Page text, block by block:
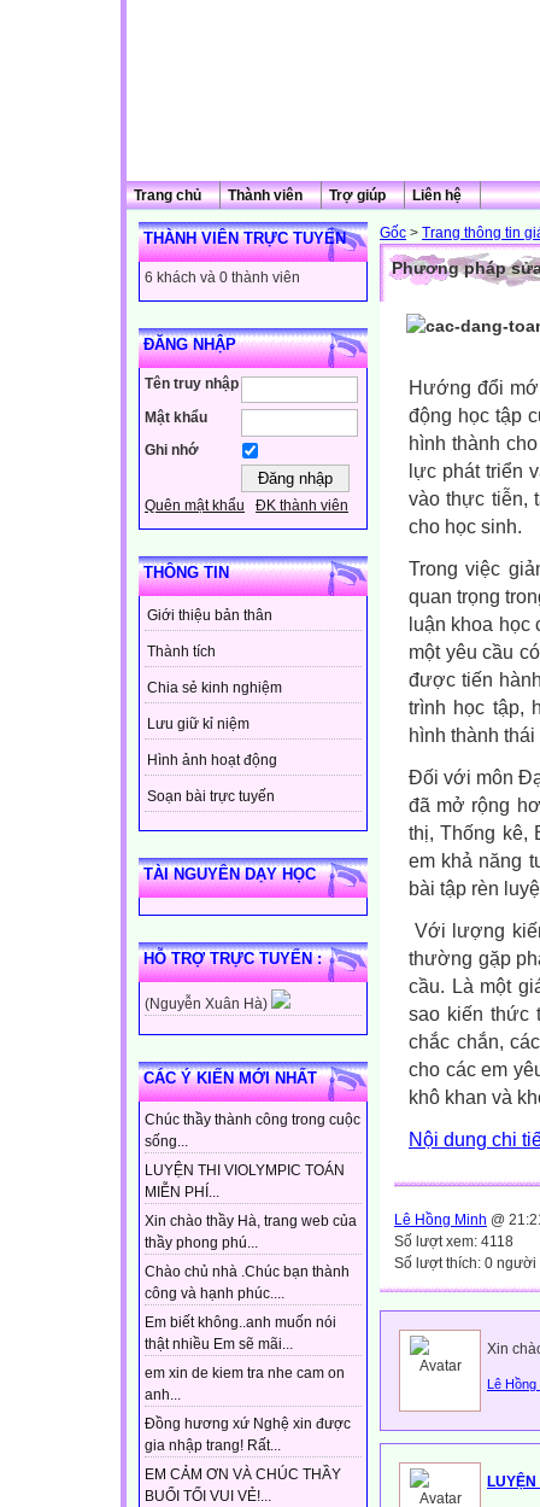
Trang chủ Thành viên Trợ giúp Liên hệ
THÀNH VIÊN TRỰC TUYẾN
6 khách và 0 thành viên
ĐĂNG NHẬP
Tên truy nhập
Mật khẩu
Ghi nhớ
Quên mật khẩu ĐK thành viên
THÔNG TIN
Giới thiệu bản thân
Thành tích
Chia sẻ kinh nghiệm
Lưu giữ kỉ niệm
Hình ảnh hoạt động
Soạn bài trực tuyến
TÀI NGUYÊN DẠY HỌC
HỖ TRỢ TRỰC TUYẾN :
(Nguyễn Xuân Hà)
CÁC Ý KIẾN MỚI NHẤT
Chúc thầy thành công trong cuộc
sống...
LUYỆN THI VIOLYMPIC TOÁN
MIỄN PHÍ...
Xin chào thầy Hà, trang web của
thầy phong phú...
Chào chủ nhà .Chúc bạn thành
công và hạnh phúc....
Em biết không..anh muốn nói
thật nhiều Em sẽ mãi...
em xin de kiem tra nhe cam on
anh...
Đồng hương xứ Nghệ xin được
gia nhập trang! Rất...
EM CẢM ƠN VÀ CHÚC THẦY
BUỔI TỐI VUI VẺ!...
Gốc > Trang thông tin
Phương pháp
Hướng đổi
động học tập
hình thành
lực phát triển
vào thực tiễn,
cho học sinh.
Trong việc
quan trọng
luận khoa
một yêu cầu
được tiến
trình học tập,
hình thành
Đối với môn
đã mở rộng
thị, Thống kê,
em khả năng
bài tập rèn
Với lượng
thường gặp
cầu. Là một
sao kiến thức
chắc chắn,
cho các em
khô khan và
Nội dung chi
Lê Hồng Minh @
Số lượt xem: 4118
Số lượt thích: 0 người
Xin
Lê Hồng
LUYỆN